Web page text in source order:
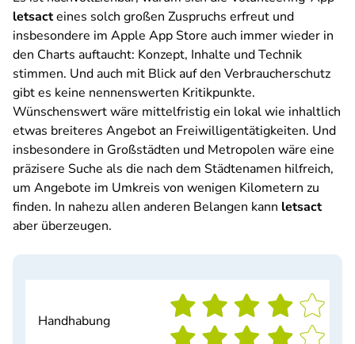
letsacteines solch großen Zuspruchs erfreut und
insbesondere im Apple App Store auch immer wieder in
den Charts auftaucht: Konzept, Inhalte und Technik
stimmen. Und auch mit Blick auf den Verbraucherschutz
gibt es keine nennenswerten Kritikpunkte.
Wünschenswert wäre mittelfristig ein lokal wie inhaltlich
etwas breiteres Angebot an Freiwilligentätigkeiten. Und
insbesondere in Großstädten und Metropolen wäre eine
präzisere Suche als die nach dem Städtenamen hilfreich,
um Angebote im Umkreis von wenigen Kilometern zu
finden. In nahezu allen anderen Belangen kann letsact
aber überzeugen.
Handhabung